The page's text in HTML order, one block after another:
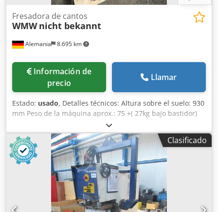
Alemania 8.695 km
Fresadora de cantos
WMW nicht bekannt
Información de
precio
Llamar
Estado: usado, Detalles técnicos: Altura sobre el suelo: 930
mm Peso de la máquina aprox.: 75 +( 27kg bajo bastidor)
kg Dimensiones L x A x A: 0,6 x 0,48 x 0,43 m BISELADORA
DE CANTOS Aplicación: Para biselar Mesa de la máquina:
AxP: 600 x 240mm con barra de tope LxH: 400 x 25mm
Herramienta incorporada: Fresa aprox. 50mm con fresa de
45 Ancho del chaflán aprox. 6mm Tensión: 380 V con
interruptor ON/OFF Dcjdpfx Ahou Ngdtj Ssk *
Clasificado